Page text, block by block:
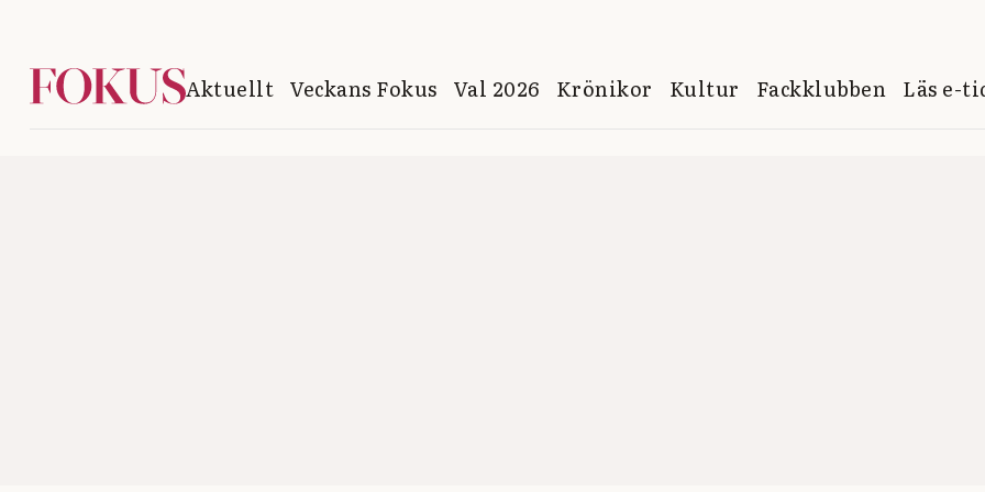
Aktuellt Veckans Fokus Val 2026 Krönikor Kultur Fackklubben Läs e-